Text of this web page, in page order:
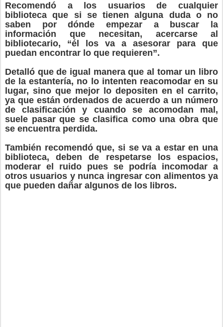
Recomendó a los usuarios de cualquier
biblioteca que si se tienen alguna duda o no
saben por dónde empezar a buscar la
información que necesitan, acercarse al
bibliotecario, “él los va a asesorar para que
puedan encontrar lo que requieren”.
Detalló que de igual manera que al tomar un libro
de la estantería, no lo intenten reacomodar en su
lugar, sino que mejor lo depositen en el carrito,
ya que están ordenados de acuerdo a un número
de clasificación y cuando se acomodan mal,
suele pasar que se clasifica como una obra que
se encuentra perdida.
También recomendó que, si se va a estar en una
biblioteca, deben de respetarse los espacios,
moderar el ruido pues se podría incomodar a
otros usuarios y nunca ingresar con alimentos ya
que pueden dañar algunos de los libros.